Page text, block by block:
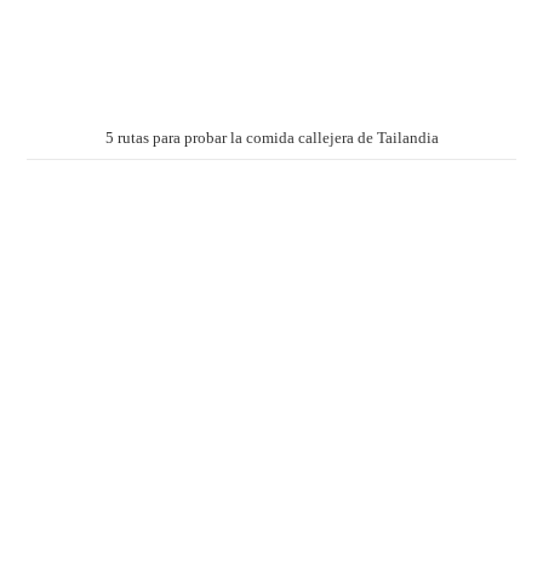
5 rutas para probar la comida callejera de Tailandia